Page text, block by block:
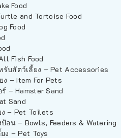
Food
and Tortoise Food
Food
Fish Food
สัตว์เลี้ยง – Pet Accessories
– Item For Pets
– Hamster Sand
Sand
– Pet Toilets
อน – Bowls, Feeders & Watering
ง – Pet Toys